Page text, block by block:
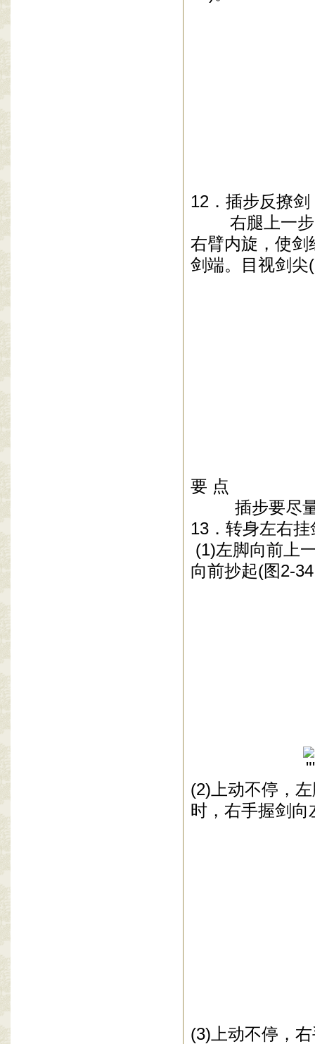
12 ．插步反撩
右腿上一
右臂内旋，使剑
剑端。目视剑尖(
要 点
插步要尽量
13 ．转身左右
(1)左脚向前上
向前抄起(图2-34
(2) 上动不停，
时，右手握剑向
(3) 上动不停，